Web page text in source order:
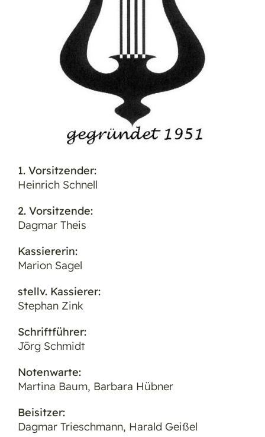
1. Vorsitzender:
Heinrich Schnell
2. Vorsitzende:
Dagmar Theis
Kassiererin:
Marion Sagel
stellv. Kassierer:
Stephan Zink
Schriftführer:
Jörg Schmidt
Notenwarte:
Martina Baum, Barbara Hübner
Beisitzer:
Dagmar Trieschmann, Harald Geißel